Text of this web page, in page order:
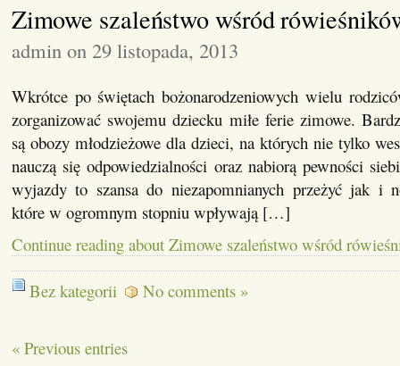
Zimowe szaleństwo wśród
admin on 29 listopada, 2013
Wkrótce po świętach bożonarodzeniowych wielu
zorganizować swojemu dziecku miłe ferie zimowe.
są obozy młodzieżowe dla dzieci, na których nie tylko
nauczą się odpowiedzialności oraz nabiorą pewności
wyjazdy to szansa do niezapomnianych przeżyć jak i
które w ogromnym stopniu wpływają […]
Continue reading about Zimowe szaleństwo wśród
Bez kategorii No comments »
« Previous entries